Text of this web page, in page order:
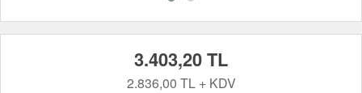
3.403,20 TL
2.836,00 TL + KDV